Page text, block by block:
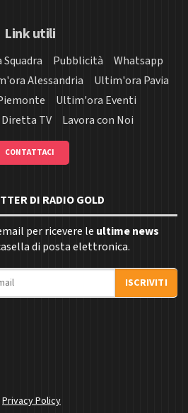
Link utili
Pubblicità
Whatsapp
Alessandria
Ultim'ora Pavia
Ultim'ora Eventi
Diretta TV Lavora con Noi
CONTATTACI
DI RADIO GOLD
per ricevere le ultime news
di posta elettronica.
ISCRIVITI
Privacy Policy